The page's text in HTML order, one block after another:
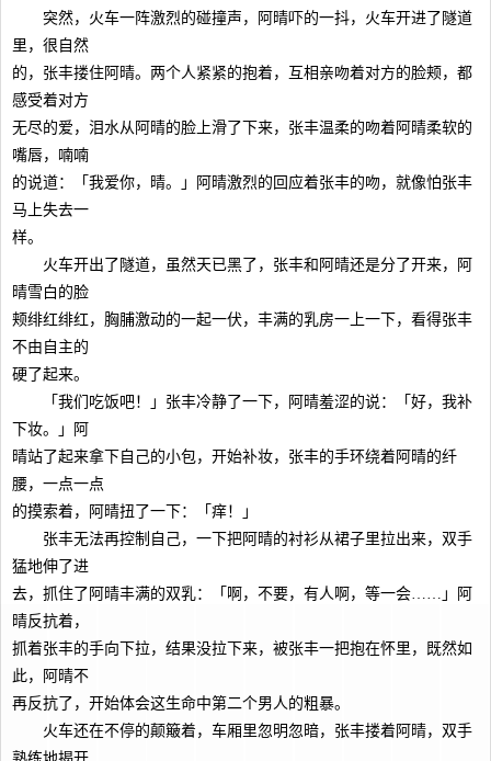
突然，火车一阵激烈的碰撞声，阿晴吓的一抖，火车开进了隧道
里，很自然
的，张丰搂住阿晴。两个人紧紧的抱着，互相亲吻着对方的脸颊，都
感受着对方
无尽的爱，泪水从阿晴的脸上滑了下来，张丰温柔的吻着阿晴柔软的
嘴唇，喃喃
的说道：「我爱你，晴。」阿晴激烈的回应着张丰的吻，就像怕张丰
马上失去一
样。
火车开出了隧道，虽然天已黑了，张丰和阿晴还是分了开来，阿
晴雪白的脸
颊绯红绯红，胸脯激动的一起一伏，丰满的乳房一上一下，看得张丰
不由自主的
硬了起来。
「我们吃饭吧！」张丰冷静了一下，阿晴羞涩的说：「好，我补
下妆。」阿
晴站了起来拿下自己的小包，开始补妆，张丰的手环绕着阿晴的纤
腰，一点一点
的摸索着，阿晴扭了一下：「痒！」
张丰无法再控制自己，一下把阿晴的衬衫从裙子里拉出来，双手
猛地伸了进
去，抓住了阿晴丰满的双乳：「啊，不要，有人啊，等一会……」阿
晴反抗着，
抓着张丰的手向下拉，结果没拉下来，被张丰一把抱在怀里，既然如
此，阿晴不
再反抗了，开始体会这生命中第二个男人的粗暴。
火车还在不停的颠簸着，车厢里忽明忽暗，张丰搂着阿晴，双手